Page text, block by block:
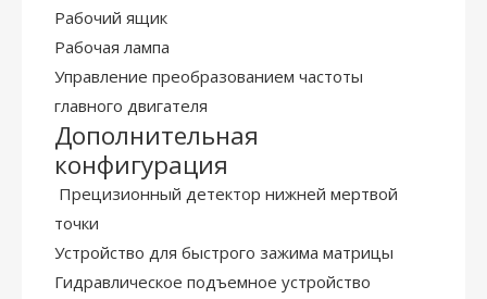
Рабочий ящик
Рабочая лампа
Управление преобразованием частоты
главного двигателя
Дополнительная
конфигурация
Прецизионный детектор нижней мертвой
точки
Устройство для быстрого зажима матрицы
Гидравлическое подъемное устройство